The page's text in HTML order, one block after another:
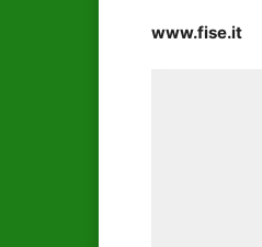
www.fise.it